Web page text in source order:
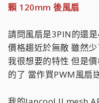
顆 120mm 後風扇
請問風扇是3PIN的還
價格趨近於無敵 雖然
我很想要的特性 但是
的了 當作買PWM風扇